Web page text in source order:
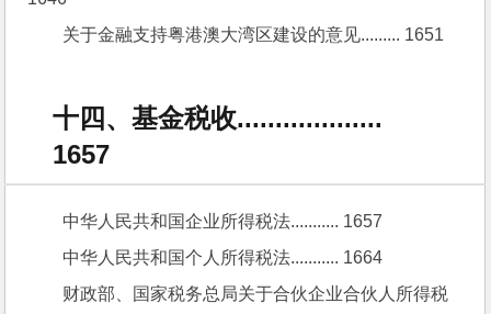
关于金融支持粤港澳大湾区建设的意见......... 1651
十四、基金税收...................
1657
中华人民共和国企业所得税法........... 1657
中华人民共和国个人所得税法........... 1664
财政部、国家税务总局关于合伙企业合伙人所得税